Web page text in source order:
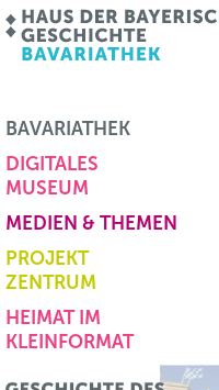
BAVARIATHEK
DIGITALES
MUSEUM
MEDIEN & THEMEN
PROJEKT
ZENTRUM
HEIMAT IM
KLEINFORMAT